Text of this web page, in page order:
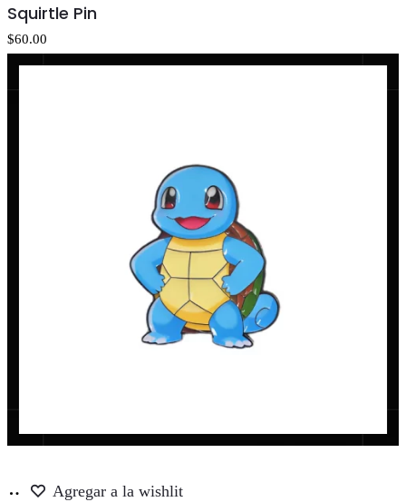
carrito
Squirtle Pin
$60.00
AñadirAgregar a la wishlit